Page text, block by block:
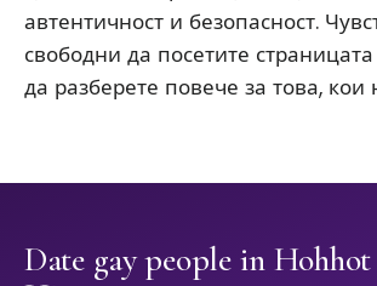
автентичност и безопасност.
свободни да посетите
да разберете повече за това, кои
Date gay people in